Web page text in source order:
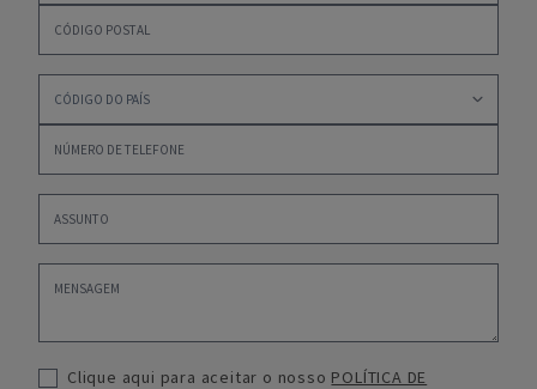
Clique aqui para aceitar o nosso POLÍTICA DE